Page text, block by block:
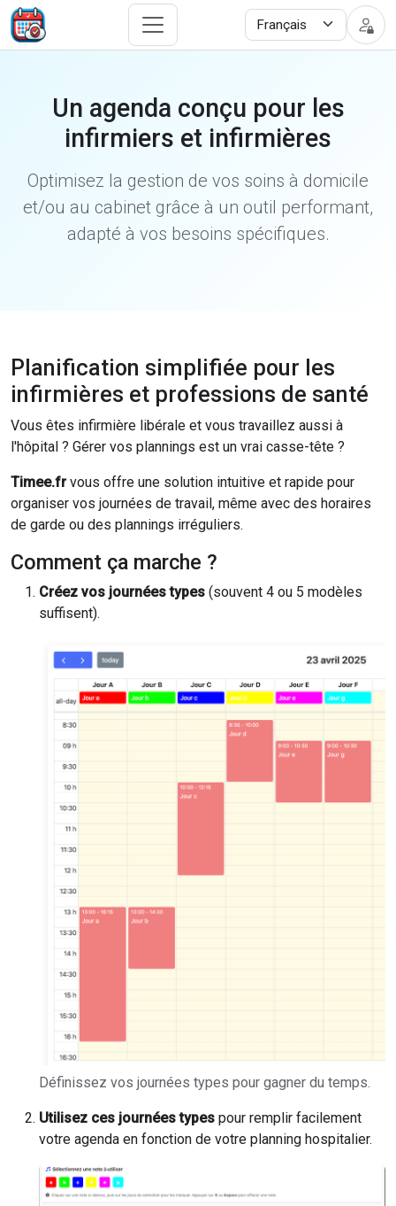
Un agenda conçu pour les
infirmiers et infirmières
Optimisez la gestion de vos soins à domicile
et/ou au cabinet grâce à un outil performant,
adapté à vos besoins spécifiques.
Planification simplifiée pour les
infirmières et professions de santé
Vous êtes infirmière libérale et vous travaillez aussi à
l'hôpital ? Gérer vos plannings est un vrai casse-tête ?
Timee.frvous offre une solution intuitive et rapide pour
organiser vos journées de travail, même avec des horaires
de garde ou des plannings irréguliers.
Comment ça marche ?
Créez vos journées types (souvent 4 ou 5 modèles
suffisent).
Définissez vos journées types pour gagner du temps.
Utilisez ces journées types pour remplir facilement
votre agenda en fonction de votre planning hospitalier.